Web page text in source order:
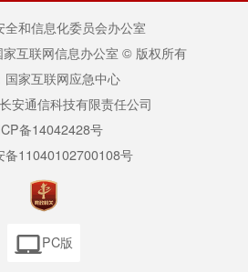
全和信息化委员会办公室
互联网信息办公室 © 版权所有
国家互联网应急中心
安通信科技有限责任公司
备14042428号
备11040102700108号
PC版